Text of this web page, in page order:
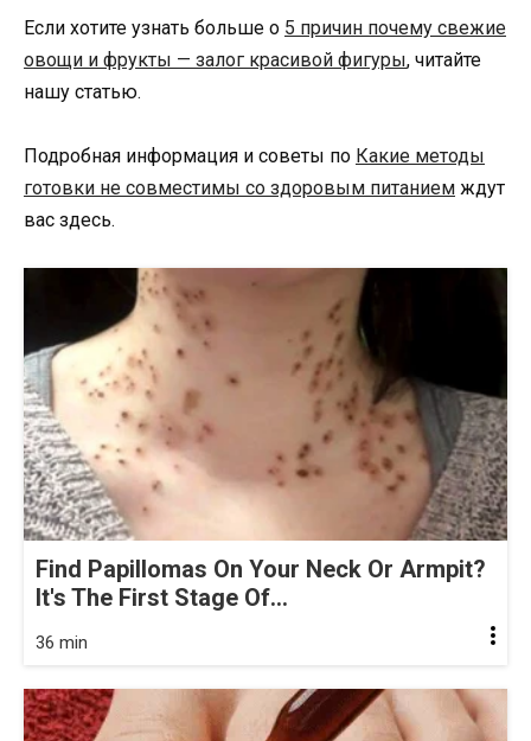
Если хотите узнать больше о 5 причин почему свежие
овощи и фрукты — залог красивой фигуры, читайте
нашу статью.
Подробная информация и советы по Какие методы
готовки не совместимы со здоровым питанием ждут
вас здесь.
Find Papillomas On Your Neck Or Armpit?
It's The First Stage Of...
36 min